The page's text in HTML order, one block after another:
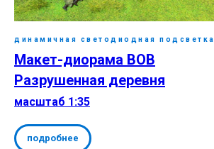
динамичная светодиодная подсветка
Макет-диорама ВОВ
Разрушенная деревня
масштаб 1:35
подробнее